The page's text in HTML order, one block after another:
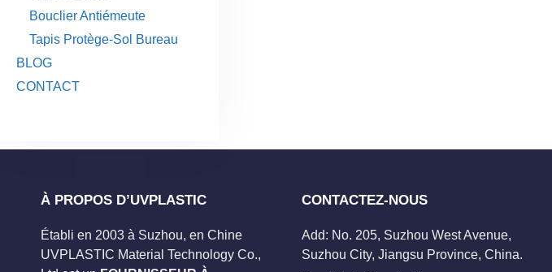
Bouclier Antiémeute
Tapis Protège-Sol Bureau
BLOG
CONTACT
À PROPOS D’UVPLASTIC
Établi en 2003 à Suzhou, en Chine
UVPLASTIC Material Technology Co.,
CONTACTEZ-NOUS
Add: No. 205, Suzhou West Avenue,
Suzhou City, Jiangsu Province, China.